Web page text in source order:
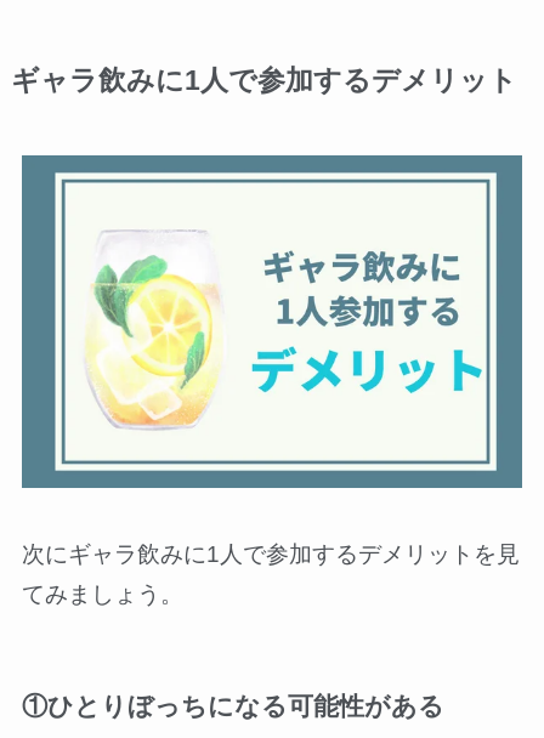
ギャラ飲みに1人で参加するデメリット
次にギャラ飲みに1人で参加するデメリットを見
てみましょう。
①ひとりぼっちになる可能性がある